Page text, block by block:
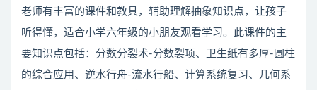
老师有丰富的课件和教具，辅助理解抽象知识点，让孩子
听得懂，适合小学六年级的小朋友观看学习。此课件的主
要知识点包括：分数分裂术-分数裂项、卫生纸有多厚-圆柱
的综合应用、逆水行舟-流水行船、计算系统复习、几何系